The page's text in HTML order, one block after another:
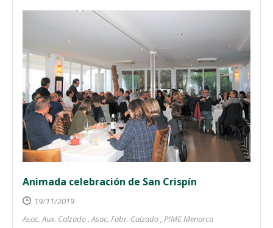
Animada celebración de San Crispín
19/11/2019
Asoc. Aux. Calzado,Asoc. Fabr. Calzado, PIME Menorca